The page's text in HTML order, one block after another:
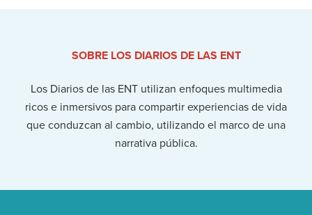
SOBRE LOS DIARIOS DE LAS ENT
Los Diarios de las ENT utilizan enfoques multimedia
ricos e inmersivos para compartir experiencias de vida
que conduzcan al cambio, utilizando el marco de una
narrativa pública.